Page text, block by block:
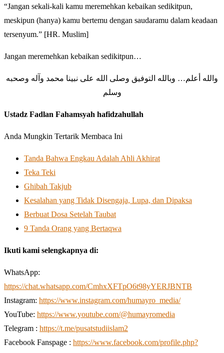
“Jangan sekali-kali kamu meremehkan kebaikan sedikitpun,
meskipun (hanya) kamu bertemu dengan saudaramu dalam keadaan
tersenyum.” [HR. Muslim]
Jangan meremehkan kebaikan sedikitpun…
والله أعلم… وبالله التوفيق وصلى الله على نبينا محمد وآله وصحبه
وسلم
Ustadz Fadlan Fahamsyah hafidzahullah
Anda Mungkin Tertarik Membaca Ini
Tanda Bahwa Engkau Adalah Ahli Akhirat
Teka Teki
Ghibah Takjub
Kesalahan yang Tidak Disengaja, Lupa, dan Dipaksa
Berbuat Dosa Setelah Taubat
9 Tanda Orang yang Bertaqwa
Ikuti kami selengkapnya di:
WhatsApp:
https://chat.whatsapp.com/CmhxXFTpO6t98yYERJBNTB
Instagram: https://www.instagram.com/humayro_media/
YouTube: https://www.youtube.com/@humayromedia
Telegram : https://t.me/pusatstudiislam2
Facebook Fanspage : https://www.facebook.com/profile.php?